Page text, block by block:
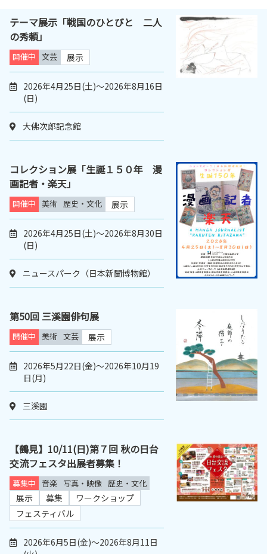
テーマ展示「戦国のひとびと 二人
の秀頼」
開催中 文芸 展示
2026年4月25日(土)～2026年8月16日
(日)
大佛次郎記念館
コレクション展「生誕１５０年 漫
画記者・楽天」
開催中 美術 歴史・文化 展示
2026年4月25日(土)～2026年8月30日
(日)
ニュースパーク（日本新聞博物館）
第50回 三溪園俳句展
開催中 美術 文芸 展示
2026年5月22日(金)～2026年10月19
日(月)
三溪園
【鶴見】10/11(日)第７回 秋の日台
交流フェスタ出展者募集！
募集中 音楽 写真・映像 歴史・文化
展示 募集
ワークショップ
フェスティバル
2026年6月5日(金)～2026年8月11日